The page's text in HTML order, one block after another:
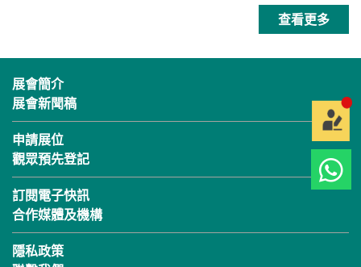
查看更多
展會簡介
展會新聞稿
申請展位
觀眾預先登記
訂閱電子快訊
合作媒體及機構
隱私政策